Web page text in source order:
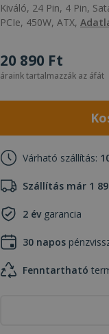
Kiváló, 24 Pin, 4 Pin,
PCIe, 450W, ATX,
20 890 Ft
áraink tartalmazzák az áfát
Várható szállítás:
Szállítás már 1
2 évgarancia
30 napos
Fenntartható